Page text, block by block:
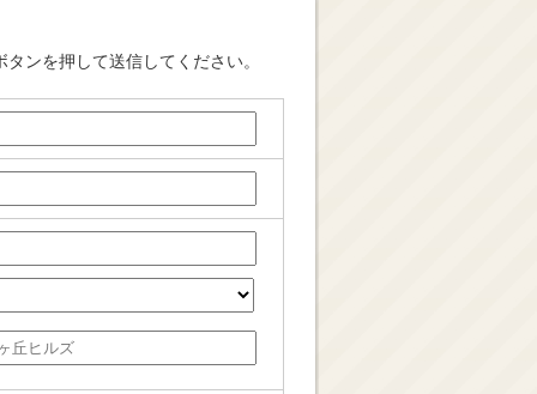
ンを押して送信してください。